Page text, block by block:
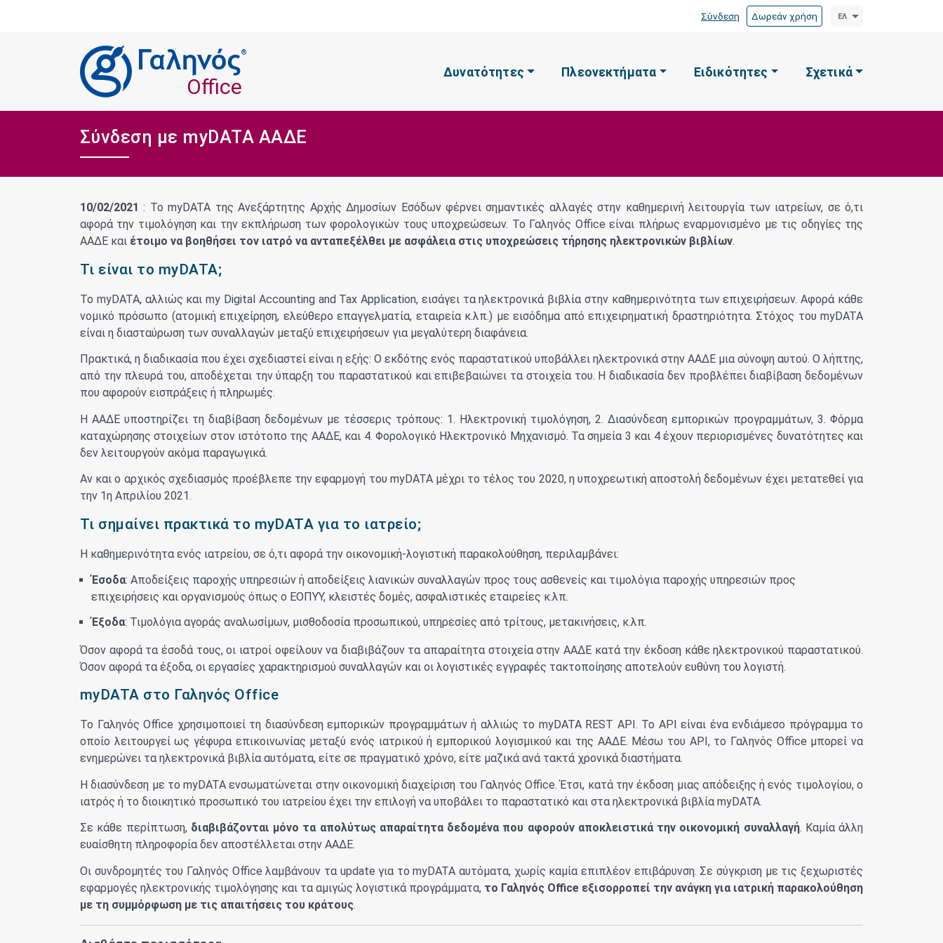
Σύνδεση Δωρεάν χρήση ΕΛ
®
Office
Δυνατότητες Πλεονεκτήματα Ειδικότητες Σχετικά
Σύνδεση με myDATA ΑΑΔΕ
10/02/2021 : Το myDATA της Ανεξάρτητης Αρχής Δημοσίων Εσόδων φέρνει σημαντικές αλλαγές στην καθημερινή λειτουργία των ιατρείων, σε ό,τι
αφορά την τιμολόγηση και την εκπλήρωση των φορολογικών τους υποχρεώσεων. Το Γαληνός Office είναι πλήρως εναρμονισμένο με τις οδηγίες της
ΑΑΔΕ και έτοιμο να βοηθήσει τον ιατρό να ανταπεξέλθει με ασφάλεια στις υποχρεώσεις τήρησης ηλεκτρονικών βιβλίων.
Τι είναι το myDATA;
Το myDATA, αλλιώς και my Digital Accounting and Tax Application, εισάγει τα ηλεκτρονικά βιβλία στην καθημερινότητα των επιχειρήσεων. Αφορά κάθε
νομικό πρόσωπο (ατομική επιχείρηση, ελεύθερο επαγγελματία, εταιρεία κ.λπ.) με εισόδημα από επιχειρηματική δραστηριότητα. Στόχος του myDATA
είναι η διασταύρωση των συναλλαγών μεταξύ επιχειρήσεων για μεγαλύτερη διαφάνεια.
Πρακτικά, η διαδικασία που έχει σχεδιαστεί είναι η εξής: Ο εκδότης ενός παραστατικού υποβάλλει ηλεκτρονικά στην ΑΑΔΕ μια σύνοψη αυτού. Ο λήπτης,
από την πλευρά του, αποδέχεται την ύπαρξη του παραστατικού και επιβεβαιώνει τα στοιχεία του. Η διαδικασία δεν προβλέπει διαβίβαση δεδομένων
που αφορούν εισπράξεις ή πληρωμές.
Η ΑΑΔΕ υποστηρίζει τη διαβίβαση δεδομένων με τέσσερις τρόπους: 1. Ηλεκτρονική τιμολόγηση, 2. Διασύνδεση εμπορικών προγραμμάτων, 3. Φόρμα
καταχώρησης στοιχείων στον ιστότοπο της ΑΑΔΕ, και 4. Φορολογικό Ηλεκτρονικό Μηχανισμό. Τα σημεία 3 και 4 έχουν περιορισμένες δυνατότητες και
δεν λειτουργούν ακόμα παραγωγικά.
Αν και ο αρχικός σχεδιασμός προέβλεπε την εφαρμογή του myDATA μέχρι το τέλος του 2020, η υποχρεωτική αποστολή δεδομένων έχει μετατεθεί για
την 1η Απριλίου 2021.
Τι σημαίνει πρακτικά το myDATA για το ιατρείο;
Η καθημερινότητα ενός ιατρείου, σε ό,τι αφορά την οικονομική-λογιστική παρακολούθηση, περιλαμβάνει:
Έσοδα: Αποδείξεις παροχής υπηρεσιών ή αποδείξεις λιανικών συναλλαγών προς τους ασθενείς και τιμολόγια παροχής υπηρεσιών προς
επιχειρήσεις και οργανισμούς όπως ο ΕΟΠΥΥ, κλειστές δομές, ασφαλιστικές εταιρείες κ.λπ.
Έξοδα: Τιμολόγια αγοράς αναλωσίμων, μισθοδοσία προσωπικού, υπηρεσίες από τρίτους, μετακινήσεις, κ.λπ.
Όσον αφορά τα έσοδά τους, οι ιατροί οφείλουν να διαβιβάζουν τα απαραίτητα στοιχεία στην ΑΑΔΕ κατά την έκδοση κάθε ηλεκτρονικού παραστατικού.
Όσον αφορά τα έξοδα, οι εργασίες χαρακτηρισμού συναλλαγών και οι λογιστικές εγγραφές τακτοποίησης αποτελούν ευθύνη του λογιστή.
myDATA στο Γαληνός Office
Το Γαληνός Office χρησιμοποιεί τη διασύνδεση εμπορικών προγραμμάτων ή αλλιώς το myDATA REST API. Το API είναι ένα ενδιάμεσο πρόγραμμα το
οποίο λειτουργεί ως γέφυρα επικοινωνίας μεταξύ ενός ιατρικού ή εμπορικού λογισμικού και της ΑΑΔΕ. Μέσω του API, το Γαληνός Office μπορεί να
ενημερώνει τα ηλεκτρονικά βιβλία αυτόματα, είτε σε πραγματικό χρόνο, είτε μαζικά ανά τακτά χρονικά διαστήματα.
Η διασύνδεση με το myDATA ενσωματώνεται στην οικονομική διαχείριση του Γαληνός Office. Έτσι, κατά την έκδοση μιας απόδειξης ή ενός τιμολογίου, ο
ιατρός ή το διοικητικό προσωπικό του ιατρείου έχει την επιλογή να υποβάλει το παραστατικό και στα ηλεκτρονικά βιβλία myDATA.
Σε κάθε περίπτωση, διαβιβάζονται μόνο τα απολύτως απαραίτητα δεδομένα που αφορούν αποκλειστικά την οικονομική συναλλαγή. Καμία άλλη
ευαίσθητη πληροφορία δεν αποστέλλεται στην ΑΑΔΕ.
Οι συνδρομητές του Γαληνός Office λαμβάνουν τα update για το myDATA αυτόματα, χωρίς καμία επιπλέον επιβάρυνση. Σε σύγκριση με τις ξεχωριστές
εφαρμογές ηλεκτρονικής τιμολόγησης και τα αμιγώς λογιστικά προγράμματα, το Γαληνός Office εξισορροπεί την ανάγκη για ιατρική παρακολούθηση
με τη συμμόρφωση με τις απαιτήσεις του κράτους.